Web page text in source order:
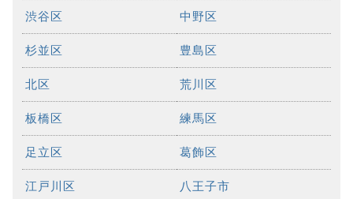
渋谷区 中野区
杉並区 豊島区
北区 荒川区
板橋区 練馬区
足立区 葛飾区
江戸川区 八王子市